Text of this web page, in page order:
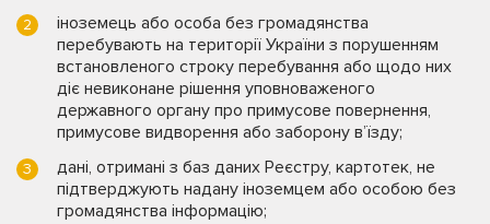
іноземець або особа без громадянства
перебувають на території України з порушенням
встановленого строку перебування або щодо них
діє невиконане рішення уповноваженого
державного органу про примусове повернення,
примусове видворення або заборону в’їзду;
дані, отримані з баз даних Реєстру, картотек, не
підтверджують надану іноземцем або особою без
громадянства інформацію;